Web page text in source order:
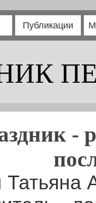
Публикации
-